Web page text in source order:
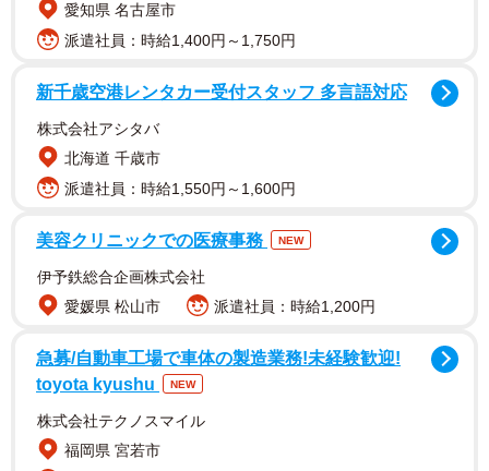
ら下の名前で検索が可能に。
ろうと思ってたから参考になりました」との声が。また、
「チェックインの時間とフルネーム言うタイプの自分」
「声に出されたくないから免許証出してる」などのコメン
トも寄せられ、チェックイン時の伝え方はさまざまなよう
愛知県 名古屋市
派遣社員：時給1,400円～1,750円
新千歳空港レンタカー受付スタッフ 多言語対応
株式会社アシタバ
北海道 千歳市
派遣社員：時給1,550円～1,600円
美容クリニックでの医療事務 NEW
伊予鉄総合企画株式会社
愛媛県 松山市
派遣社員：時給1,200円
急募/自動車工場で車体の製造業務!未経験歓迎!
toyota kyushu
NEW
株式会社テクノスマイル
福岡県 宮若市